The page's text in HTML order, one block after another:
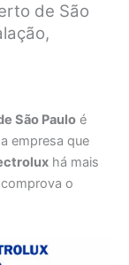
de São
São Paulo é
empresa que
há mais
o